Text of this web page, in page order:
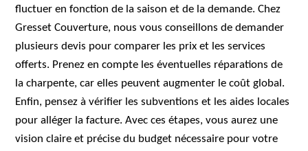
fluctuer en fonction de la saison et de la demande. Chez
Gresset Couverture, nous vous conseillons de demander
plusieurs devis pour comparer les prix et les services
offerts. Prenez en compte les éventuelles réparations de
la charpente, car elles peuvent augmenter le coût global.
Enfin, pensez à vérifier les subventions et les aides locales
pour alléger la facture. Avec ces étapes, vous aurez une
vision claire et précise du budget nécessaire pour votre